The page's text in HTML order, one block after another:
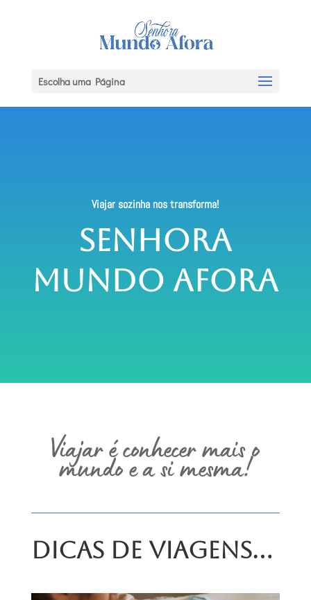
Escolha uma Página
Viajar sozinha nos transforma!
Senhora
Mundo Afora
Viajar é conhecer mais o
mundo e a si mesma!
Dicas de Viagens…